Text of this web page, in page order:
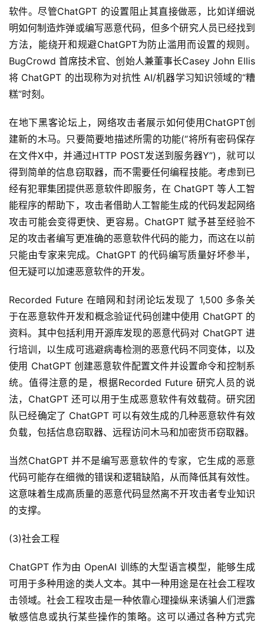
软件。尽管ChatGPT 的设置阻止其直接做恶，比如详细说
明如何制造炸弹或编写恶意代码，但多个研究人员已经找到
方法，能绕开和规避ChatGPT为防止滥用而设置的规则。
BugCrowd 首席技术官、创始人兼董事长Casey John Ellis
将 ChatGPT 的出现称为对抗性 AI/机器学习知识领域的“糟
糕”时刻。
在地下黑客论坛上，网络攻击者展示如何使用ChatGPT创
建新的木马。只要简要地描述所需的功能(“将所有密码保存
在文件X中，并通过HTTP POST发送到服务器Y”)，就可以
得到简单的信息窃取器，而不需要任何编程技能。考虑到已
经有犯罪集团提供恶意软件即服务，在 ChatGPT 等人工智
能程序的帮助下，攻击者借助人工智能生成的代码发起网络
攻击可能会变得更快、更容易。ChatGPT 赋予甚至经验不
足的攻击者编写更准确的恶意软件代码的能力，而这在以前
只能由专家来完成。ChatGPT 的代码编写质量好坏参半，
但无疑可以加速恶意软件的开发。
Recorded Future 在暗网和封闭论坛发现了 1,500 多条关
于在恶意软件开发和概念验证代码创建中使用 ChatGPT 的
资料。其中包括利用开源库发现的恶意代码对 ChatGPT 进
行培训，以生成可逃避病毒检测的恶意代码不同变体，以及
使用 ChatGPT 创建恶意软件配置文件并设置命令和控制系
统。值得注意的是，根据Recorded Future 研究人员的说
法，ChatGPT 还可以用于生成恶意软件有效载荷。研究团
队已经确定了 ChatGPT 可以有效生成的几种恶意软件有效
负载，包括信息窃取器、远程访问木马和加密货币窃取器。
当然ChatGPT 并不是编写恶意软件的专家，它生成的恶意
代码可能存在细微的错误和逻辑缺陷，从而降低其有效性。
这意味着生成高质量的恶意代码显然离不开攻击者专业知识
的支撑。
(3)社会工程
ChatGPT 作为由 OpenAI 训练的大型语言模型，能够生成
可用于多种用途的类人文本。其中一种用途是在社会工程攻
击领域。社会工程攻击是一种依靠心理操纵来诱骗人们泄露
敏感信息或执行某些操作的策略。这可以通过各种方式完